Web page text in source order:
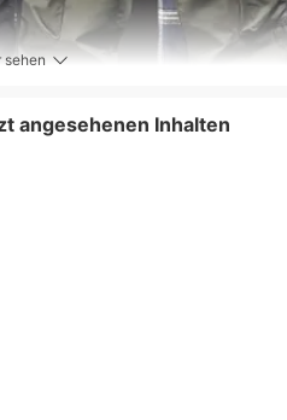
sehen
angesehenen Inhalten